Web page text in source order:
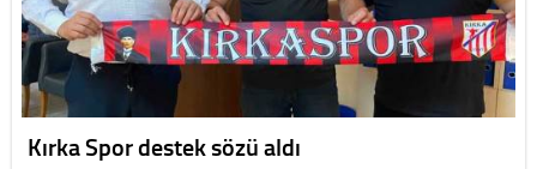
Kırka Spor destek sözü aldı